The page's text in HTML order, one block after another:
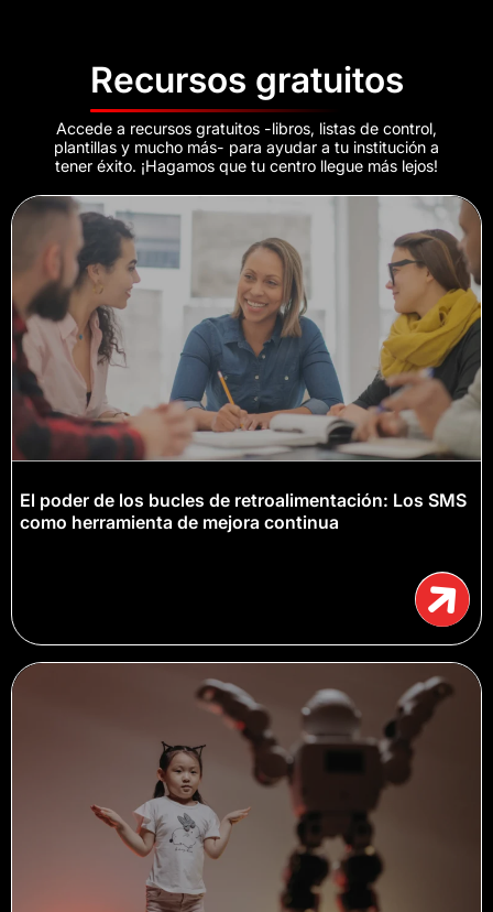
Recursos gratuitos
Accede a recursos gratuitos -libros, listas de control,
plantillas y mucho más- para ayudar a tu institución a
tener éxito. ¡Hagamos que tu centro llegue más lejos!
El poder de los bucles de retroalimentación: Los SMS
como herramienta de mejora continua